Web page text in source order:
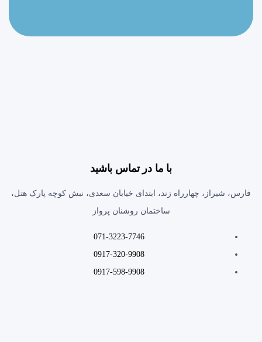
با ما در تماس باشید
فارس، شیراز، چهارراه زند، ابتدای خیابان سعدی، نبش کوچه پارک هتل،
ساختمان روشنان پرواز
071-3223-7746
0917-320-9908
0917-598-9908